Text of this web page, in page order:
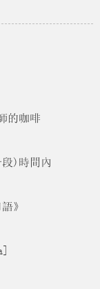
的咖啡
)時間內
》